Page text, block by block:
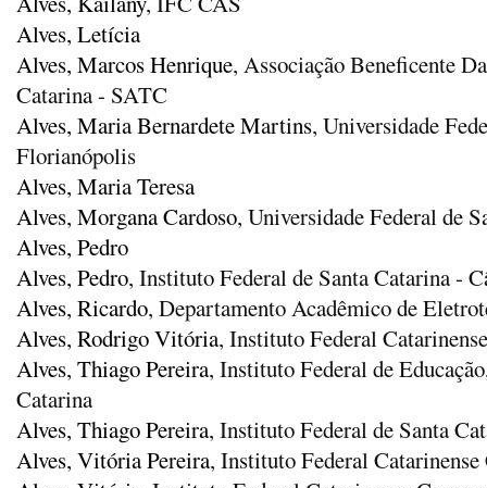
Alves, Letícia
Alves, Marcos Henrique, Associação Beneficente
Catarina - SATC
Alves, Maria Bernardete Martins, Universidade
Florianópolis
Alves, Maria Teresa
Alves, Morgana Cardoso, Universidade Federal de
Alves, Pedro
Alves, Pedro, Instituto Federal de Santa Catarina -
Alves, Ricardo, Departamento Acadêmico de
Alves, Rodrigo Vitória, Instituto Federal
Alves, Thiago Pereira, Instituto Federal de
Catarina
Alves, Thiago Pereira, Instituto Federal de Santa
Alves, Vitória Pereira, Instituto Federal